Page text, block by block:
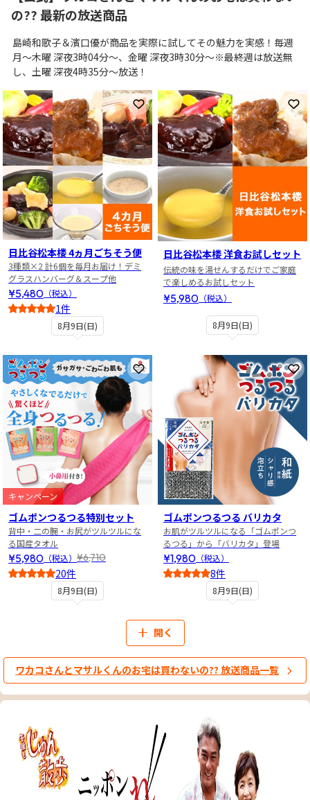
の?? 最新の放送商品
島崎和歌子＆濱口優が商品を実際に試してその魅力を実感！毎週
月～木曜 深夜3時04分～、金曜 深夜3時30分～※最終週は放送無
し、土曜 深夜4時35分～放送！
8月9日(日)
お気に入りに登録
日比谷松本楼 4ヵ月ごちそう便
3種類×2 計6個を毎月お届け！デミ
グラスハンバーグ＆スープ他
¥5,480 （税込）
1件
8月9日(日)
お
日比谷松本楼 洋食お試しセット
伝統の味を湯せんするだけでご家庭
で楽しめるお試しセット
¥5,980 （税込）
8月9日(日)
お気に入りに登録
キャンペーン
ゴムポンつるつる特別セット
背中・二の腕・お尻がツルツルにな
る国産タオル
¥5,980 （税込） ¥6,710
20件
8月9日(日)
お
ゴムポンつるつる バリカタ
お肌がツルツルになる「ゴムポンつ
るつる」から「バリカタ」登場
¥1,980 （税込）
8件
開く
ワカコさんとマサルくんのお宅は買わないの?? 放送商品一覧